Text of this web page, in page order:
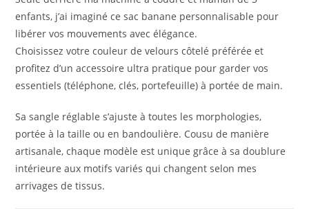
enfants, j’ai imaginé ce sac banane personnalisable pour
libérer vos mouvements avec élégance.
Choisissez votre couleur de velours côtelé préférée et
profitez d’un accessoire ultra pratique pour garder vos
essentiels (téléphone, clés, portefeuille) à portée de main.
Sa sangle réglable s’ajuste à toutes les morphologies,
portée à la taille ou en bandoulière. Cousu de manière
artisanale, chaque modèle est unique grâce à sa doublure
intérieure aux motifs variés qui changent selon mes
arrivages de tissus.